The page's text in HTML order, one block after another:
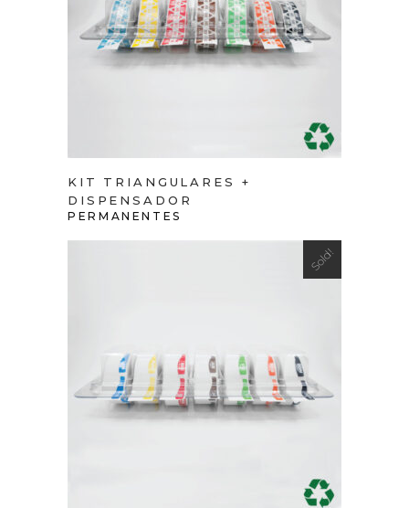
VIEW PRODUCT
KIT TRIANGULARES +
DISPENSADOR
PERMANENTES
Sold!
VIEW PRODUCT